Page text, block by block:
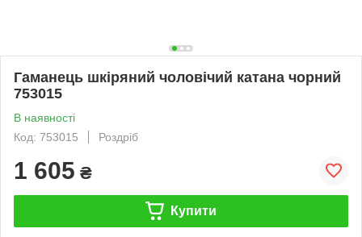
Гаманець шкіряний чоловічий катана чорний
753015
В наявності
Код: 753015
Роздріб
1 605 ₴
Купити